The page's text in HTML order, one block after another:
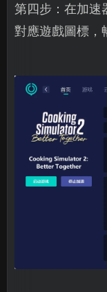
第四步：在加速
對應遊戲圖標，